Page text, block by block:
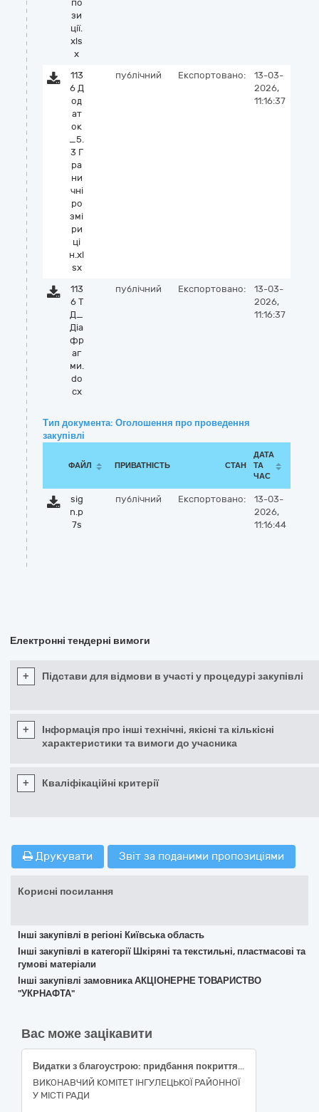
по
зи
ції.
xls
x
113
6 Д
од
ат
ок
_5.
3 Г
ра
ни
чні
ро
змі
ри
ці
н.xl
sx
публічний Експортовано:
13-03-
2026,
11:16:37
113
6 Т
Д_
Діа
фр
аг
ми.
do
cx
публічний Експортовано:
13-03-
2026,
11:16:37
Тип документа: Оголошення про проведення
закупівлі
ФАЙЛ ПРИВАТНІСТЬ СТАН
ДАТА
ТА
ЧАС
sig
n.p
7s
публічний Експортовано:
13-03-
2026,
11:16:44
Електронні тендерні вимоги
+ Підстави для відмови в участі у процедурі закупівлі
+
Інформація про інші технічні, якісні та кількісні
характеристики та вимоги до учасника
+ Кваліфікаційні критерії
Друкувати Звіт за поданими пропозиціями
Корисні посилання
Інші закупівлі в регіоні Київська область
Інші закупівлі в категорії Шкіряні та текстильні, пластмасові та
гумові матеріали
Інші закупівлі замовника АКЦІОНЕРНЕ ТОВАРИСТВО
"УКPНAФТА"
Вас може зацікавити
Видатки з благоустрою: придбання покриття на дитячий майданчик для вивчення правил дорожнього руху (ПДР) з улаштуванням
ВИКОНАВЧИЙ КОМІТЕТ ІНГУЛЕЦЬКОЇ РАЙОННОЇ
У МІСТІ РАДИ